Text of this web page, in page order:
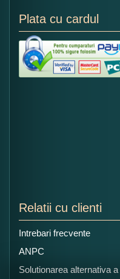
Plata cu cardul
Relatii cu clienti
Intrebari frecvente
ANPC
Solutionarea alternativa a